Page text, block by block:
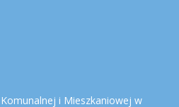
i Mieszkaniowej w